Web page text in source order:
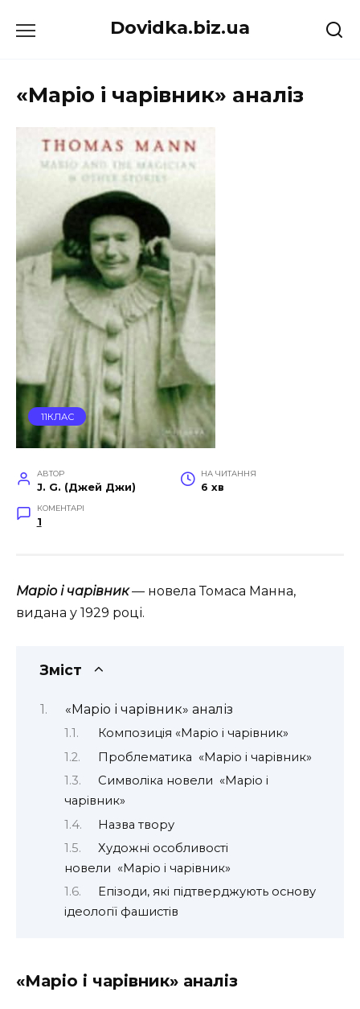
до
Dovidka.biz.ua
«Маріо і чарівник» аналіз
11КЛАС
АВТОР
J. G. (Джей Джи)
НА ЧИТАННЯ
6 хв
КОМЕНТАРІ
1
Маріо і чарівник— новела Томаса Манна,
видана у 1929 році.
Зміст
«Маріо і чарівник» аналіз
Композиція «Маріо і чарівник»
Проблематика «Маріо і чарівник»
Символіка новели «Маріо і
чарівник»
Назва твору
Художні особливості
новели «Маріо і чарівник»
Епізоди, які підтверджують основу
ідеології фашистів
«Маріо і чарівник» аналіз